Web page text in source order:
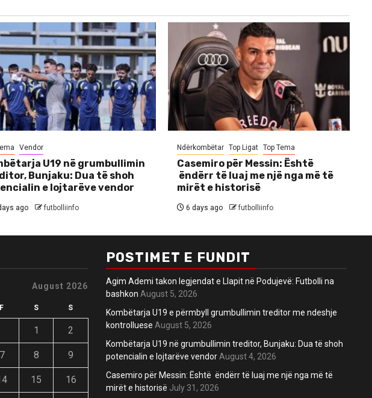
Vendor
U19 në grumbullimin
Bunjaku: Dua të shoh
e lojtarëve vendor
ago futbolliinfo
Ndërkombëtar Top Ligat Top Tema
Casemiro për Messin: Është
ëndërr të luaj me një nga më të
mirët e historisë
6 days ago futbolliinfo
August 2026
F S S
1 2
7 8 9
15 16
POSTIMET E FUNDIT
Agim Ademi takon legjendat e Llapit në Podujevë: Futbolli na
bashkon August 5, 2026
Kombëtarja U19 e përmbyll grumbullimin treditor me ndeshje
kontrolluese August 5, 2026
Kombëtarja U19 në grumbullimin treditor, Bunjaku: Dua të shoh
potencialin e lojtarëve vendor August 4, 2026
Casemiro për Messin: Është ëndërr të luaj me një nga më të
mirët e historisë July 31, 2026